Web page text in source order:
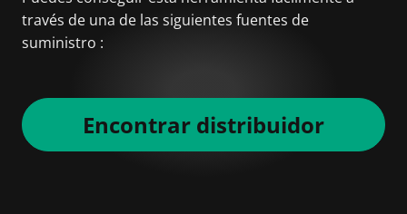
través de una de las siguientes fuentes de
suministro :
Encontrar distribuidor